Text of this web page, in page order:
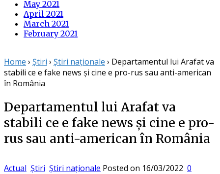
May 2021
April 2021
March 2021
February 2021
Home › Știri › Știri naționale › Departamentul lui Arafat va
stabili ce e fake news și cine e pro-rus sau anti-american
în România
Departamentul lui Arafat va
stabili ce e fake news și cine e pro-
rus sau anti-american în România
Actual Știri Știri naționale Posted on 16/03/2022 0